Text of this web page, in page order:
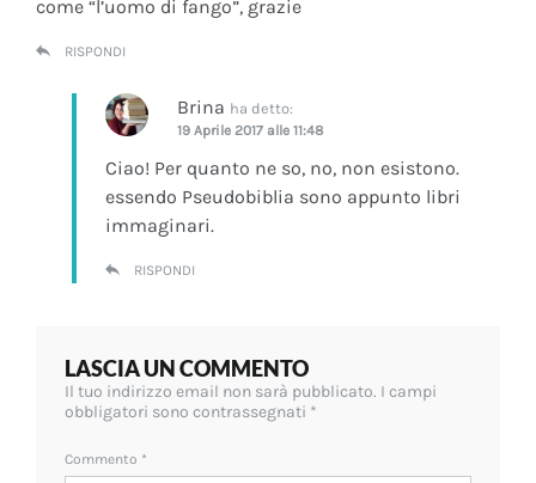
come “l’uomo di fango”, grazie
RISPONDI
Brina ha detto:
19 Aprile 2017 alle 11:48
Ciao! Per quanto ne so, no, non esistono.
essendo Pseudobiblia sono appunto libri
immaginari.
RISPONDI
LASCIA UN COMMENTO
Il tuo indirizzo email non sarà pubblicato. I campi
obbligatori sono contrassegnati *
Commento *